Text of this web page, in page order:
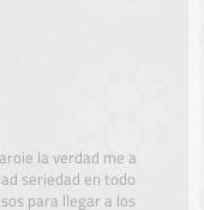
la verdad me a
seriedad en todo
para llegar a los